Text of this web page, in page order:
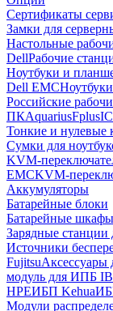
Сертификаты
Замки для
Настольные
DellРабочие
Ноутбуки и
Dell EMC
Российские
ПКAquariusFplus
Тонкие и нулевые
Сумки для
KVM-
EMCKVM-
Аккумуляторы
Батарейные блоки
Батарейные шкафы
Зарядные станции
Источники
Fujitsu
модуль для ИПБ
HPEИБП Kehua
Модули